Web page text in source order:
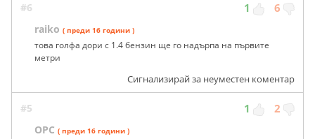
#6 1 6
raiko ( преди 16 години )
това голфа дори с 1.4 бензин ще го надърпа на първите
метри
Сигнализирай за неуместен коментар
#5 1 2
ОPC ( преди 16 години )